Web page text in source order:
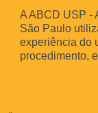
A ABCD USP -
São Paulo
experiência do
procedimento,